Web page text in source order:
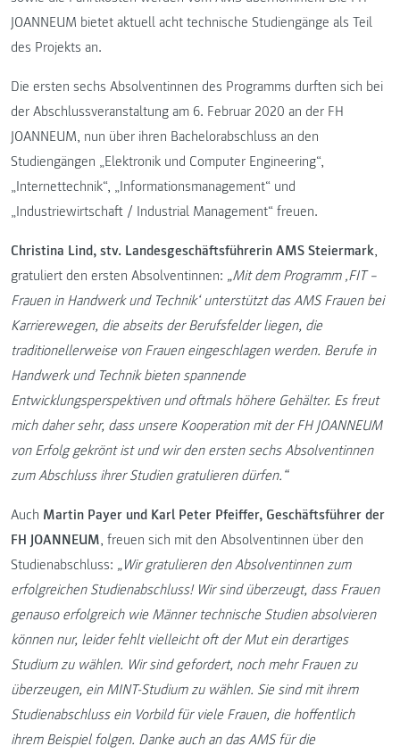
JOANNEUM bietet aktuell acht technische Studiengänge als Teil
des Projekts an.
Die ersten sechs Absolventinnen des Programms durften sich bei
der Abschlussveranstaltung am 6. Februar 2020 an der FH
JOANNEUM, nun über ihren Bachelorabschluss an den
Studiengängen „Elektronik und Computer Engineering“,
„Internettechnik“, „Informationsmanagement“ und
„Industriewirtschaft / Industrial Management“ freuen.
Christina Lind, stv. Landesgeschäftsführerin AMS Steiermark,
gratuliert den ersten Absolventinnen: „Mit dem Programm ‚FIT –
Frauen in Handwerk und Technik‘ unterstützt das AMS Frauen bei
Karrierewegen, die abseits der Berufsfelder liegen, die
traditionellerweise von Frauen eingeschlagen werden. Berufe in
Handwerk und Technik bieten spannende
Entwicklungsperspektiven und oftmals höhere Gehälter. Es freut
mich daher sehr, dass unsere Kooperation mit der FH JOANNEUM
von Erfolg gekrönt ist und wir den ersten sechs Absolventinnen
zum Abschluss ihrer Studien gratulieren dürfen.“
Auch Martin Payer und Karl Peter Pfeiffer, Geschäftsführer der
FH JOANNEUM, freuen sich mit den Absolventinnen über den
Studienabschluss: „Wir gratulieren den Absolventinnen zum
erfolgreichen Studienabschluss! Wir sind überzeugt, dass Frauen
genauso erfolgreich wie Männer technische Studien absolvieren
können nur, leider fehlt vielleicht oft der Mut ein derartiges
Studium zu wählen. Wir sind gefordert, noch mehr Frauen zu
überzeugen, ein MINT-Studium zu wählen. Sie sind mit ihrem
Studienabschluss ein Vorbild für viele Frauen, die hoffentlich
ihrem Beispiel folgen. Danke auch an das AMS für die